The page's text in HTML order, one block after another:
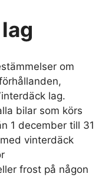
om
lag.
bilar som körs
1 december till 31
vinterdäck
frost på någon